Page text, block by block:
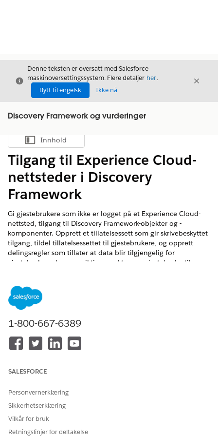
Avslutt
Denne teksten er oversatt med Salesforce
maskinoversettingssystem. Flere detaljer her.
Bytt til engelsk
Ikke nå
Avslutt
Discovery Framework og vurderinger
Vis innholdsfortegnelse
Innhold
Tilgang til Experience Cloud-
nettsteder i Discovery
Framework
Gi gjestebrukere som ikke er logget på et Experience Cloud-
nettsted, tilgang til Discovery Framework-objekter og -
komponenter. Opprett et tillatelsessett som gir skrivebeskyttet
tilgang, tildel tillatelsessettet til gjestebrukere, og opprett
delingsregler som tillater at data blir tilgjengelig for
gjestebrukere. Lær om viktige punkter om gjestebrukertilgang.
Se støttede produktversjoner
Utforske og lære
Se denne videoen for å lære hvordan du distribuerer
Discovery Framework-komponenter på Experience Cloud-
scenarium.
1-800-667-6389
SALESFORCE
Personvernerklæring
Sikkerhetserklæring
Vilkår for bruk
Retningslinjer for deltakelse